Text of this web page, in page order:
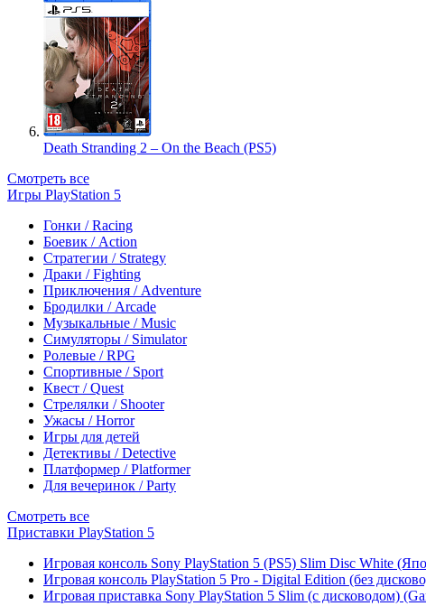
Death Stranding 2 – On the Beach (PS5)
Смотреть все
Игры PlayStation 5
Гонки / Racing
Боевик / Action
Стратегии / Strategy
Драки / Fighting
Приключения / Adventure
Бродилки / Arcade
Музыкальные / Music
Симуляторы / Simulator
Ролевые / RPG
Спортивные / Sport
Квест / Quest
Стрелялки / Shooter
Ужасы / Horror
Игры для детей
Детективы / Detective
Платформер / Platformer
Для вечеринок / Party
Смотреть все
Приставки PlayStation 5
Игровая консоль Sony PlayStation 5 (PS5) Slim Disc White
Игровая консоль PlayStation 5 Pro - Digital Edition (без
Игровая приставка Sony PlayStation 5 Slim (с дисководом)